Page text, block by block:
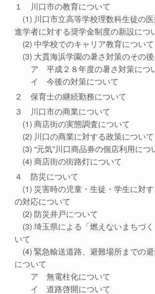
１ 川口市の教育について
(1) 川口市立高等学校理数科生徒の
進学者に対する奨学金制度の新設につ
(2) 中学校でのキャリア教育について
(3) 大貫海浜学園の暑さ対策のその
ア 平成２８年度の暑さ対策につ
イ 今後の対策について
２ 保育士の継続勤務について
３ 川口市の商業について
(1) 商店街の実態調査について
(2) 川口の商業に対する政策について
(3) “元気”川口商品券の個店利用につ
(4) 商店街の街路灯について
４ 防災について
(1) 災害時の児童・生徒・学生に対
の対応について
(2) 防災井戸について
(3) 埼玉県による「燃えないまちづ
いて
(4) 緊急輸送道路、避難場所までの
について
ア 無電柱化について
イ 道路啓開について